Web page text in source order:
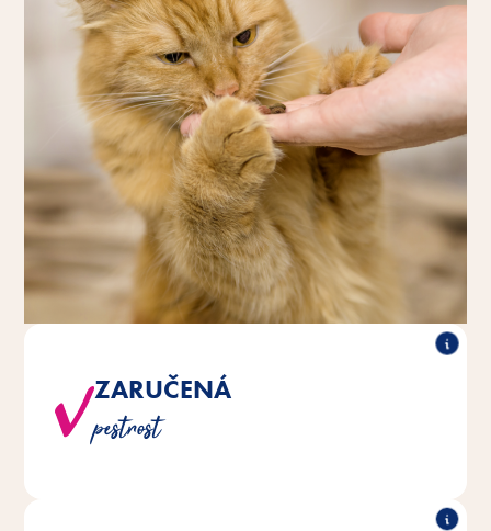
ZARUČENÁ
pestrost
Barevná směs tří různých občerstvení.